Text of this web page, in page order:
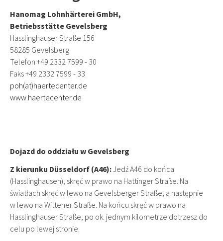
Hanomag Lohnhärterei GmbH,
Betriebsstätte Gevelsberg
Hasslinghauser Straße 156
58285 Gevelsberg
Telefon +49 2332 7599 - 30
Faks +49 2332 7599 - 33
poh(at)haertecenter.de
www.haertecenter.de
Dojazd do oddziału w Gevelsberg
Z kierunku Düsseldorf (A46):Jedź A46 do końca
(Hasslinghausen), skręć w prawo na Hattinger Straße. Na
światłach skręć w lewo na Gevelsberger Straße, a następnie
w lewo na Wittener Straße. Na końcu skręć w prawo na
Hasslinghauser Straße, po ok. jednym kilometrze dotrzesz do
celu po lewej stronie.